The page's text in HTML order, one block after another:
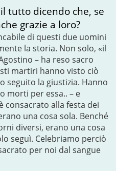
tutto dicendo che, se
grazie a loro?
di questi due uomini
la storia. Non solo, «il
– ha reso sacro
martiri hanno visto ciò
seguito la giustizia. Hanno
morti per essa.. – e
consacrato alla festa dei
una cosa sola. Benché
diversi, erano una cosa
seguì. Celebriamo perciò
per noi dal sangue